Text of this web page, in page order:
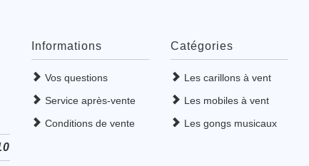
Informations
Vos questions
Service après-vente
Conditions de vente
Catégories
Les carillons à vent
Les mobiles à vent
Les gongs musicaux